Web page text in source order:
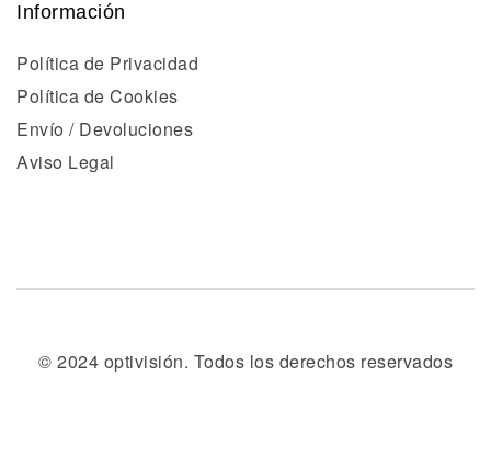
Información
Política de Privacidad
Política de Cookies
Envío / Devoluciones
Aviso Legal
© 2024 optivisión. Todos los derechos reservados